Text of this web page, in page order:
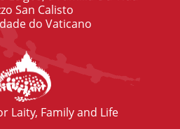
San Calisto
do Vaticano
Laity, Family and Life